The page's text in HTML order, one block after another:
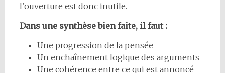
l’ouverture est donc inutile.
Dans une synthèse bien faite, il faut :
Une progression de la pensée
Un enchaînement logique des arguments
Une cohérence entre ce qui est annoncé